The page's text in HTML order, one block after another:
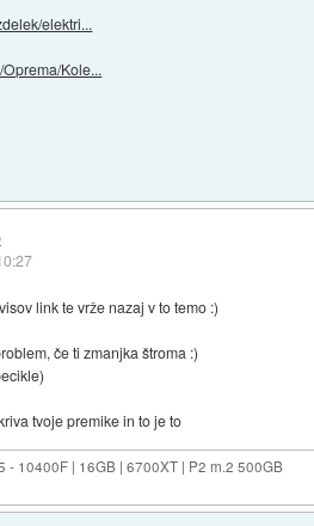
elektri...
Kole...
link te vrže nazaj v to temo :)
če ti zmanjka štroma :)
tvoje premike in to je to
- 10400F | 16GB | 6700XT | P2 m.2 500GB